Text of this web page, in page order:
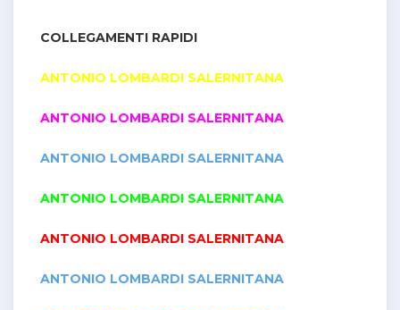
COLLEGAMENTI RAPIDI
ANTONIO LOMBARDI SALERNITANA
ANTONIO LOMBARDI SALERNITANA
ANTONIO LOMBARDI SALERNITANA
ANTONIO LOMBARDI SALERNITANA
ANTONIO LOMBARDI SALERNITANA
ANTONIO LOMBARDI SALERNITANA